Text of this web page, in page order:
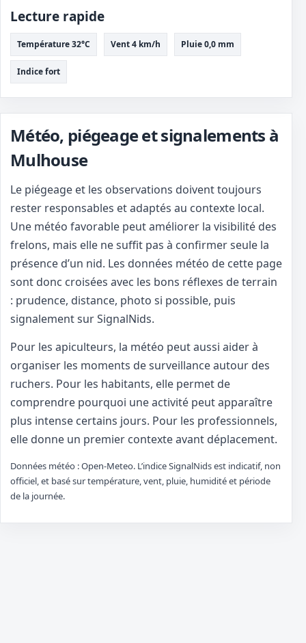
Lecture rapide
Température 32°C Vent 4 km/h Pluie 0,0 mm
Indice fort
Météo, piégeage et signalements à
Mulhouse
Le piégeage et les observations doivent toujours
rester responsables et adaptés au contexte local.
Une météo favorable peut améliorer la visibilité des
frelons, mais elle ne suffit pas à confirmer seule la
présence d’un nid. Les données météo de cette page
sont donc croisées avec les bons réflexes de terrain
: prudence, distance, photo si possible, puis
signalement sur SignalNids.
Pour les apiculteurs, la météo peut aussi aider à
organiser les moments de surveillance autour des
ruchers. Pour les habitants, elle permet de
comprendre pourquoi une activité peut apparaître
plus intense certains jours. Pour les professionnels,
elle donne un premier contexte avant déplacement.
Données météo : Open-Meteo. L’indice SignalNids est indicatif, non
officiel, et basé sur température, vent, pluie, humidité et période
de la journée.